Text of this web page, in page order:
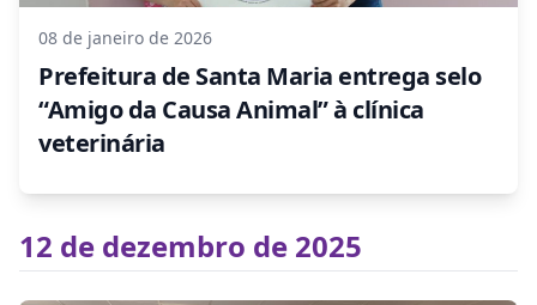
08 de janeiro de 2026
Prefeitura de Santa Maria entrega selo
“Amigo da Causa Animal” à clínica
veterinária
12 de dezembro de 2025